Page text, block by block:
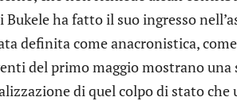
Bukele ha fatto il suo ingresso
definita come anacronistica,
del primo maggio mostrano una
di quel colpo di stato